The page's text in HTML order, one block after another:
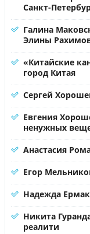
Санкт-
Галина
Элины
«Китайские
город Китая
Сергей
Евгения
ненужных
Анастасия
Егор
Надежда
Никита
реалити